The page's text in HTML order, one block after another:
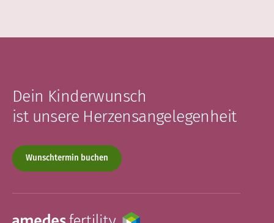
Dein Kinderwunsch
ist unsere Herzensangelegenheit
Wunschtermin buchen